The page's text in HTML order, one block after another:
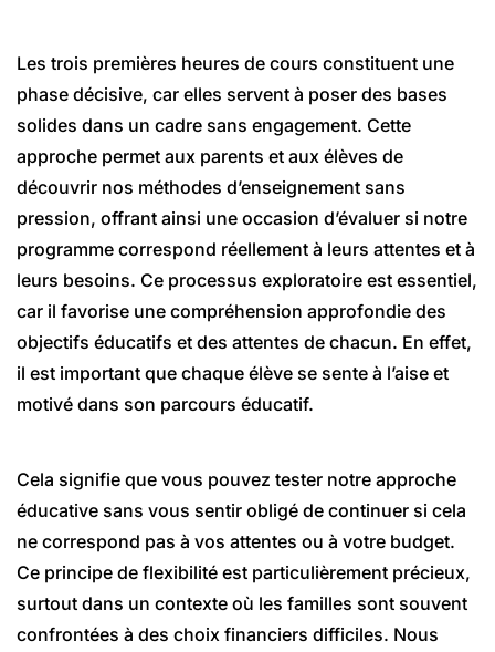
Les trois premières heures de cours constituent une
phase décisive, car elles servent à poser des bases
solides dans un cadre sans engagement. Cette
approche permet aux parents et aux élèves de
découvrir nos méthodes d’enseignement sans
pression, offrant ainsi une occasion d’évaluer si notre
programme correspond réellement à leurs attentes et à
leurs besoins. Ce processus exploratoire est essentiel,
car il favorise une compréhension approfondie des
objectifs éducatifs et des attentes de chacun. En effet,
il est important que chaque élève se sente à l’aise et
motivé dans son parcours éducatif.
Cela signifie que vous pouvez tester notre approche
éducative sans vous sentir obligé de continuer si cela
ne correspond pas à vos attentes ou à votre budget.
Ce principe de flexibilité est particulièrement précieux,
surtout dans un contexte où les familles sont souvent
confrontées à des choix financiers difficiles. Nous